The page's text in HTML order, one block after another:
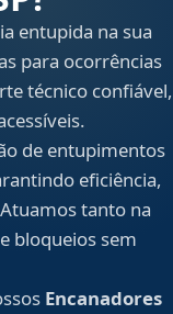
entupida na sua
para ocorrências
técnico confiável,
de entupimentos
eficiência,
tanto na
bloqueios sem
Encanadores